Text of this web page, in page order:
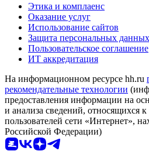
Этика и комплаенс
Оказание услуг
Использование сайтов
Защита персональных данных
Пользовательское соглашение
ИТ аккредитация
На информационном ресурсе hh.ru
рекомендательные технологии
предоставления информации на
и анализа сведений, относящихся
пользователей сети «Интернет»,
Российской Федерации)